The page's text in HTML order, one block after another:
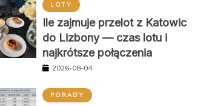
LOTY
Ile zajmuje przelot z Katowic
do Lizbony — czas lotu i
najkrótsze połączenia
2026-08-04
PORADY